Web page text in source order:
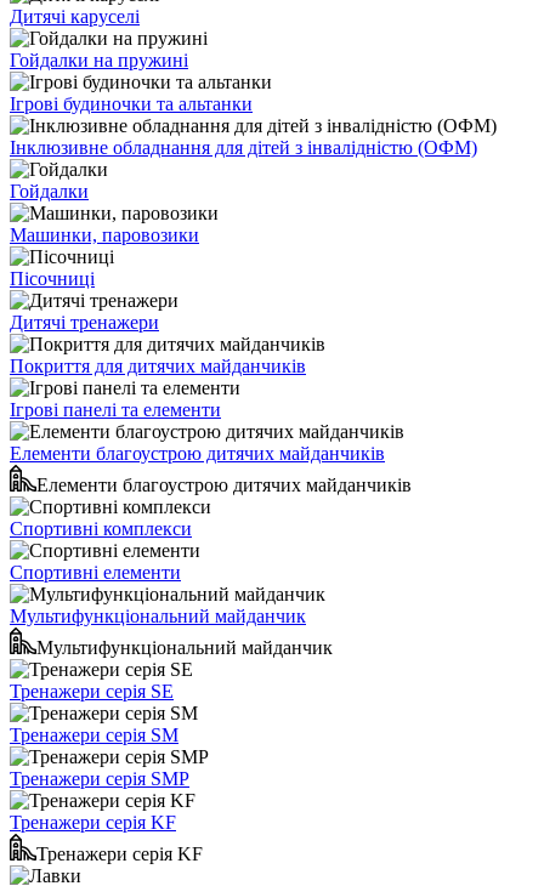
Дитячі каруселі
Гойдалки на пружині
Ігрові будиночки та альтанки
Інклюзивне обладнання для дітей з інвалідністю (ОФМ)
Гойдалки
Машинки, паровозики
Пісочниці
Дитячі тренажери
Покриття для дитячих майданчиків
Ігрові панелі та елементи
Елементи благоустрою дитячих майданчиків
Елементи благоустрою дитячих майданчиків
Спортивні комплекси
Спортивні елементи
Мультифункціональний майданчик
Мультифункціональний майданчик
Тренажери серія SE
Тренажери серія SM
Тренажери серія SMP
Тренажери серія KF
Тренажери серія KF